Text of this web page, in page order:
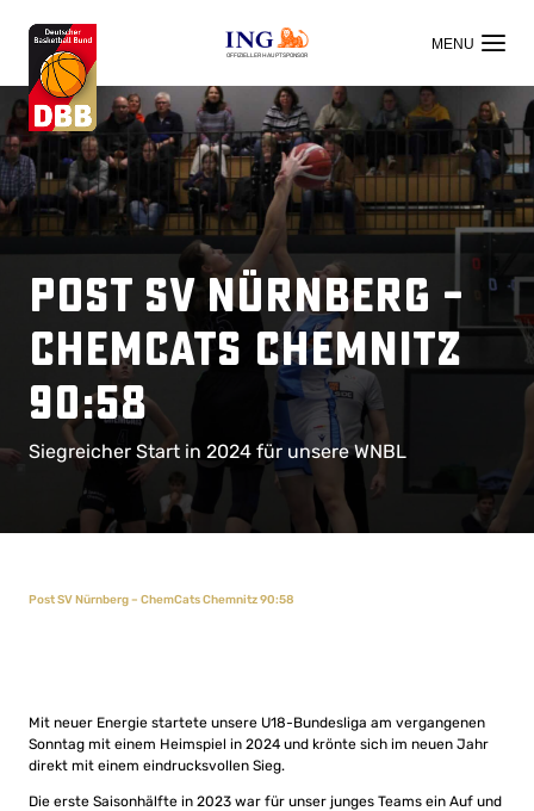
OFFIZIELLER HAUPTSPONSOR
Post SV Nürnberg –
ChemCats Chemnitz
90:58
Siegreicher Start in 2024 für unsere WNBL
Post SV Nürnberg – ChemCats Chemnitz 90:58
Mit neuer Energie startete unsere U18-Bundesliga am vergangenen
Sonntag mit einem Heimspiel in 2024 und krönte sich im neuen Jahr
direkt mit einem eindrucksvollen Sieg.
Die erste Saisonhälfte in 2023 war für unser junges Teams ein Auf und